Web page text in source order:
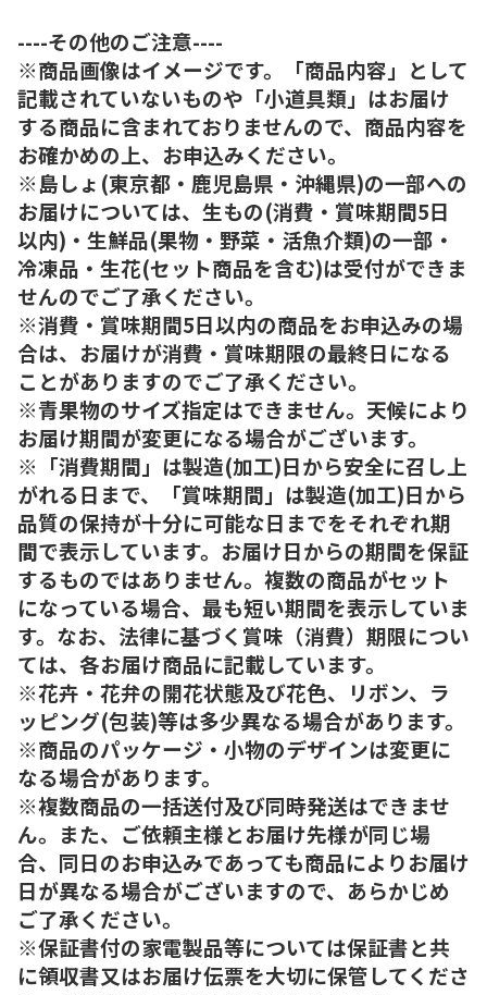
----その他のご注意----
※商品画像はイメージです。「商品内容」として
記載されていないものや「小道具類」はお届け
する商品に含まれておりませんので、商品内容を
お確かめの上、お申込みください。
※島しょ(東京都・鹿児島県・沖縄県)の一部への
お届けについては、生もの(消費・賞味期間5日
以内)・生鮮品(果物・野菜・活魚介類)の一部・
冷凍品・生花(セット商品を含む)は受付ができま
せんのでご了承ください。
※消費・賞味期間5日以内の商品をお申込みの場
合は、お届けが消費・賞味期限の最終日になる
ことがありますのでご了承ください。
※青果物のサイズ指定はできません。天候により
お届け期間が変更になる場合がございます。
※「消費期間」は製造(加工)日から安全に召し上
がれる日まで、「賞味期間」は製造(加工)日から
品質の保持が十分に可能な日までをそれぞれ期
間で表示しています。お届け日からの期間を保証
するものではありません。複数の商品がセット
になっている場合、最も短い期間を表示していま
す。なお、法律に基づく賞味（消費）期限につい
ては、各お届け商品に記載しています。
※花卉・花弁の開花状態及び花色、リボン、ラ
ッピング(包装)等は多少異なる場合があります。
※商品のパッケージ・小物のデザインは変更に
なる場合があります。
※複数商品の一括送付及び同時発送はできませ
ん。また、ご依頼主様とお届け先様が同じ場
合、同日のお申込みであっても商品によりお届け
日が異なる場合がございますので、あらかじめ
ご了承ください。
※保証書付の家電製品等については保証書と共
に領収書又はお届け伝票を大切に保管してくださ